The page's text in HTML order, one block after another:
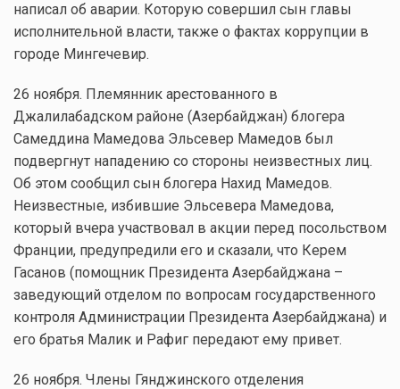
написал об аварии. Которую совершил сын главы
исполнительной власти, также о фактах коррупции в
городе Мингечевир.
26 ноября. Племянник арестованного в
Джалилабадском районе (Азербайджан) блогера
Самеддина Мамедова Эльсевер Мамедов был
подвергнут нападению со стороны неизвестных лиц.
Об этом сообщил сын блогера Нахид Мамедов.
Неизвестные, избившие Эльсевера Мамедова,
который вчера участвовал в акции перед посольством
Франции, предупредили его и сказали, что Керем
Гасанов (помощник Президента Азербайджана –
заведующий отделом по вопросам государственного
контроля Администрации Президента Азербайджана) и
его братья Малик и Рафиг передают ему привет.
26 ноября. Члены Гянджинского отделения